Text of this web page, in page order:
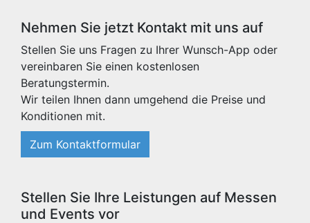
Nehmen Sie jetzt Kontakt mit uns auf
Stellen Sie uns Fragen zu Ihrer Wunsch-App oder
vereinbaren Sie einen kostenlosen
Beratungstermin.
Wir teilen Ihnen dann umgehend die Preise und
Konditionen mit.
Zum Kontaktformular
Stellen Sie Ihre Leistungen auf Messen
und Events vor